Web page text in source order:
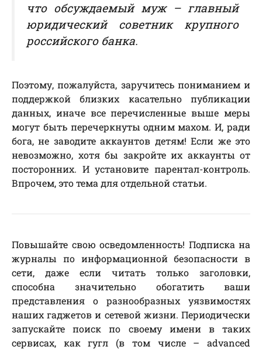
что обсуждаемый муж – главный
юридический советник крупного
российского банка.
Поэтому, пожалуйста, заручитесь пониманием и
поддержкой близких касательно публикации
данных, иначе все перечисленные выше меры
могут быть перечеркнуты одним махом. И, ради
бога, не заводите аккаунтов детям! Если же это
невозможно, хотя бы закройте их аккаунты от
посторонних. И установите парентал-контроль.
Впрочем, это тема для отдельной статьи.
Повышайте свою осведомленность! Подписка на
журналы по информационной безопасности в
сети, даже если читать только заголовки,
способна значительно обогатить ваши
представления о разнообразных уязвимостях
наших гаджетов и сетевой жизни. Периодически
запускайте поиск по своему имени в таких
сервисах, как гугл (в том числе – advanced